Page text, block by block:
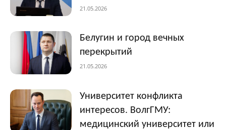
21.05.2026
Белугин и город вечных
перекрытий
21.05.2026
Университет конфликта
интересов. ВолгГМУ:
медицинский университет или